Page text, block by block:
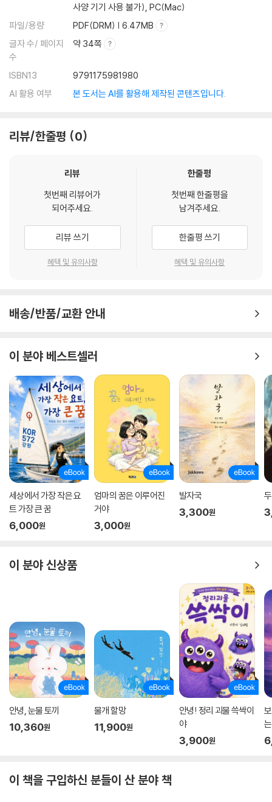
사양 기기 사용 불가), PC(Mac)
파일/용량
PDF(DRM) | 6.47MB
글자 수/ 페이지
수
약 34쪽
ISBN13
9791175981980
AI 활용 여부
본 도서는 AI를 활용해 제작된 콘텐츠입니다.
리뷰/한줄평 0
리뷰
첫번째 리뷰어가
되어주세요.
리뷰 쓰기
혜택 및 유의사항
한줄평
첫번째 한줄평을
남겨주세요.
한줄평 쓰기
혜택 및 유의사항
배송/반품/교환 안내
이 분야 베스트셀러
세상에서 가장 작은 요
트 가장 큰 꿈
6,000원
엄마의 꿈은 이루어진
거야
3,000원
발자국
3,300원
이 분야 신상품
안녕, 눈물 토끼
10,360원
물개 할망
11,900원
안녕! 정리 괴물 쓱싹이
야
3,900원
이 책을 구입하신 분들이 산 분야 책